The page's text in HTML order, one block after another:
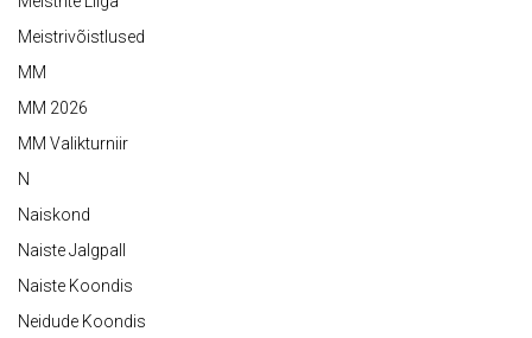
Meistrivõistlused
MM
MM 2026
MM Valikturniir
N
Naiskond
Naiste Jalgpall
Naiste Koondis
Neidude Koondis